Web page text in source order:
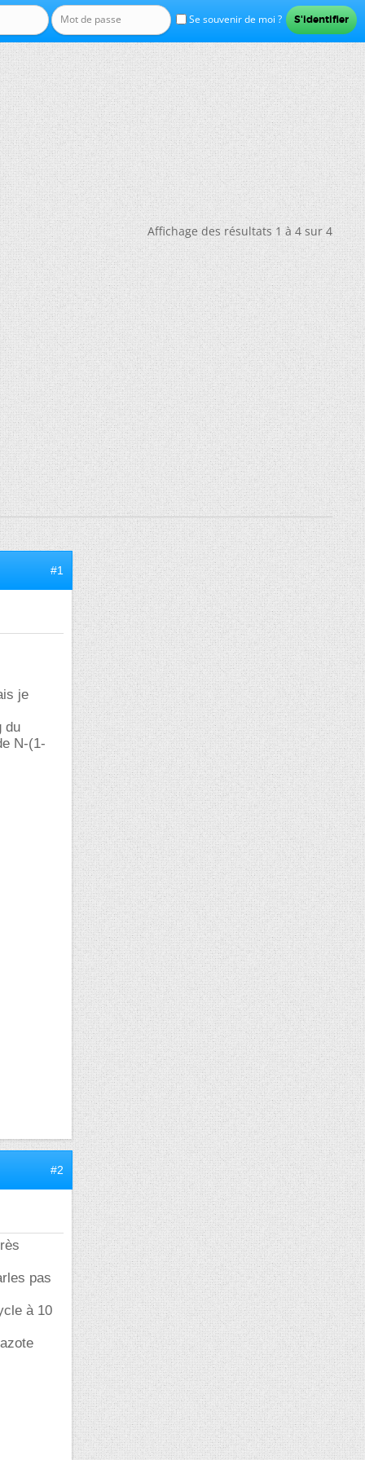
Se souvenir de moi ?
Affichage des résultats 1 à 4 sur 4
#1
je
du
N-(1-
#2
pas
à 10